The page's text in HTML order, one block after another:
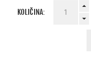
KOLIČINA: